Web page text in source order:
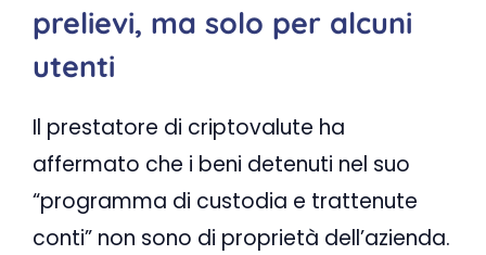
prelievi, ma solo per alcuni
utenti
Il prestatore di criptovalute ha
affermato che i beni detenuti nel suo
“programma di custodia e trattenute
conti” non sono di proprietà dell’azienda.